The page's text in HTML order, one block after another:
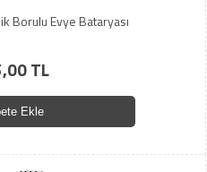
Borulu Evye Bataryası
TL
Ekle